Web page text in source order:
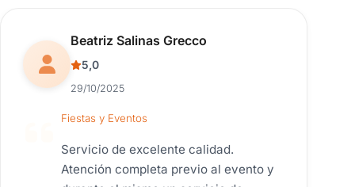
Reseña de usuario.
Beatriz Salinas Grecco
5,0
29/10/2025
Fiestas y Eventos
Servicio de excelente calidad.
Atención completa previo al evento y